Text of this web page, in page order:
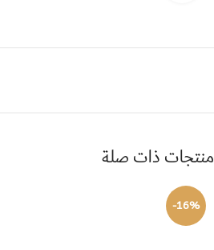
منتجات ذات صلة
-16%